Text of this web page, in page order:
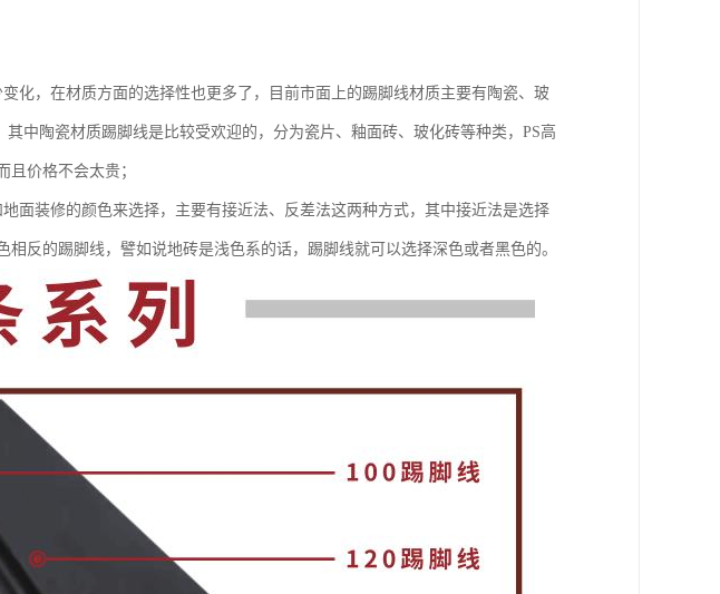
化，在材质方面的选择性也更多了，目前市面上的踢脚线材质主要有陶瓷、玻
中陶瓷材质踢脚线是比较受欢迎的，分为瓷片、釉面砖、玻化砖等种类，PS高
价格不会太贵；
面装修的颜色来选择，主要有接近法、反差法这两种方式，其中接近法是选择
反的踢脚线，譬如说地砖是浅色系的话，踢脚线就可以选择深色或者黑色的。